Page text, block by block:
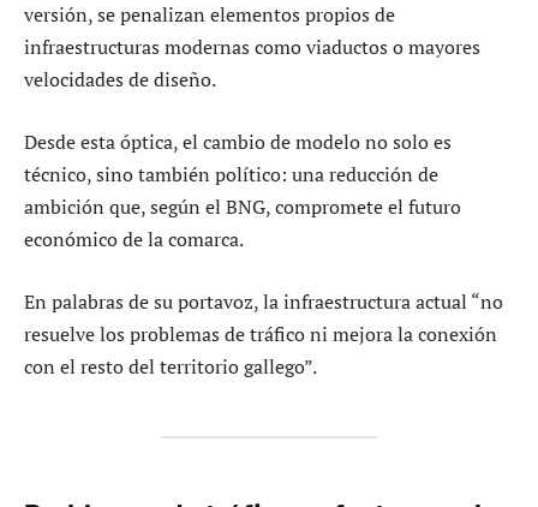
versión, se penalizan elementos propios de
infraestructuras modernas como viaductos o mayores
velocidades de diseño.
Desde esta óptica, el cambio de modelo no solo es
técnico, sino también político: una reducción de
ambición que, según el BNG, compromete el futuro
económico de la comarca.
En palabras de su portavoz, la infraestructura actual “no
resuelve los problemas de tráfico ni mejora la conexión
con el resto del territorio gallego”.